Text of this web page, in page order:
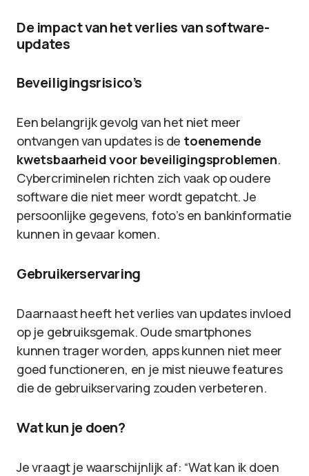
De impact van het verlies van software-
updates
Beveiligingsrisico’s
Een belangrijk gevolg van het niet meer
ontvangen van updates is de toenemende
kwetsbaarheid voor beveiligingsproblemen.
Cybercriminelen richten zich vaak op oudere
software die niet meer wordt gepatcht. Je
persoonlijke gegevens, foto’s en bankinformatie
kunnen in gevaar komen.
Gebruikerservaring
Daarnaast heeft het verlies van updates invloed
op je gebruiksgemak. Oude smartphones
kunnen trager worden, apps kunnen niet meer
goed functioneren, en je mist nieuwe features
die de gebruikservaring zouden verbeteren.
Wat kun je doen?
Je vraagt je waarschijnlijk af: “Wat kan ik doen